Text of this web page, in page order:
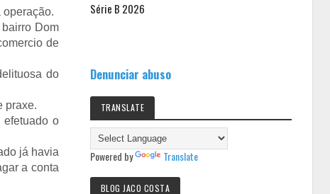
operação.
Dom
de
do
praxe.
o
já havia
a conta
Série B 2026
Denunciar abuso
TRANSLATE
Powered by Translate
BLOG JACO COSTA